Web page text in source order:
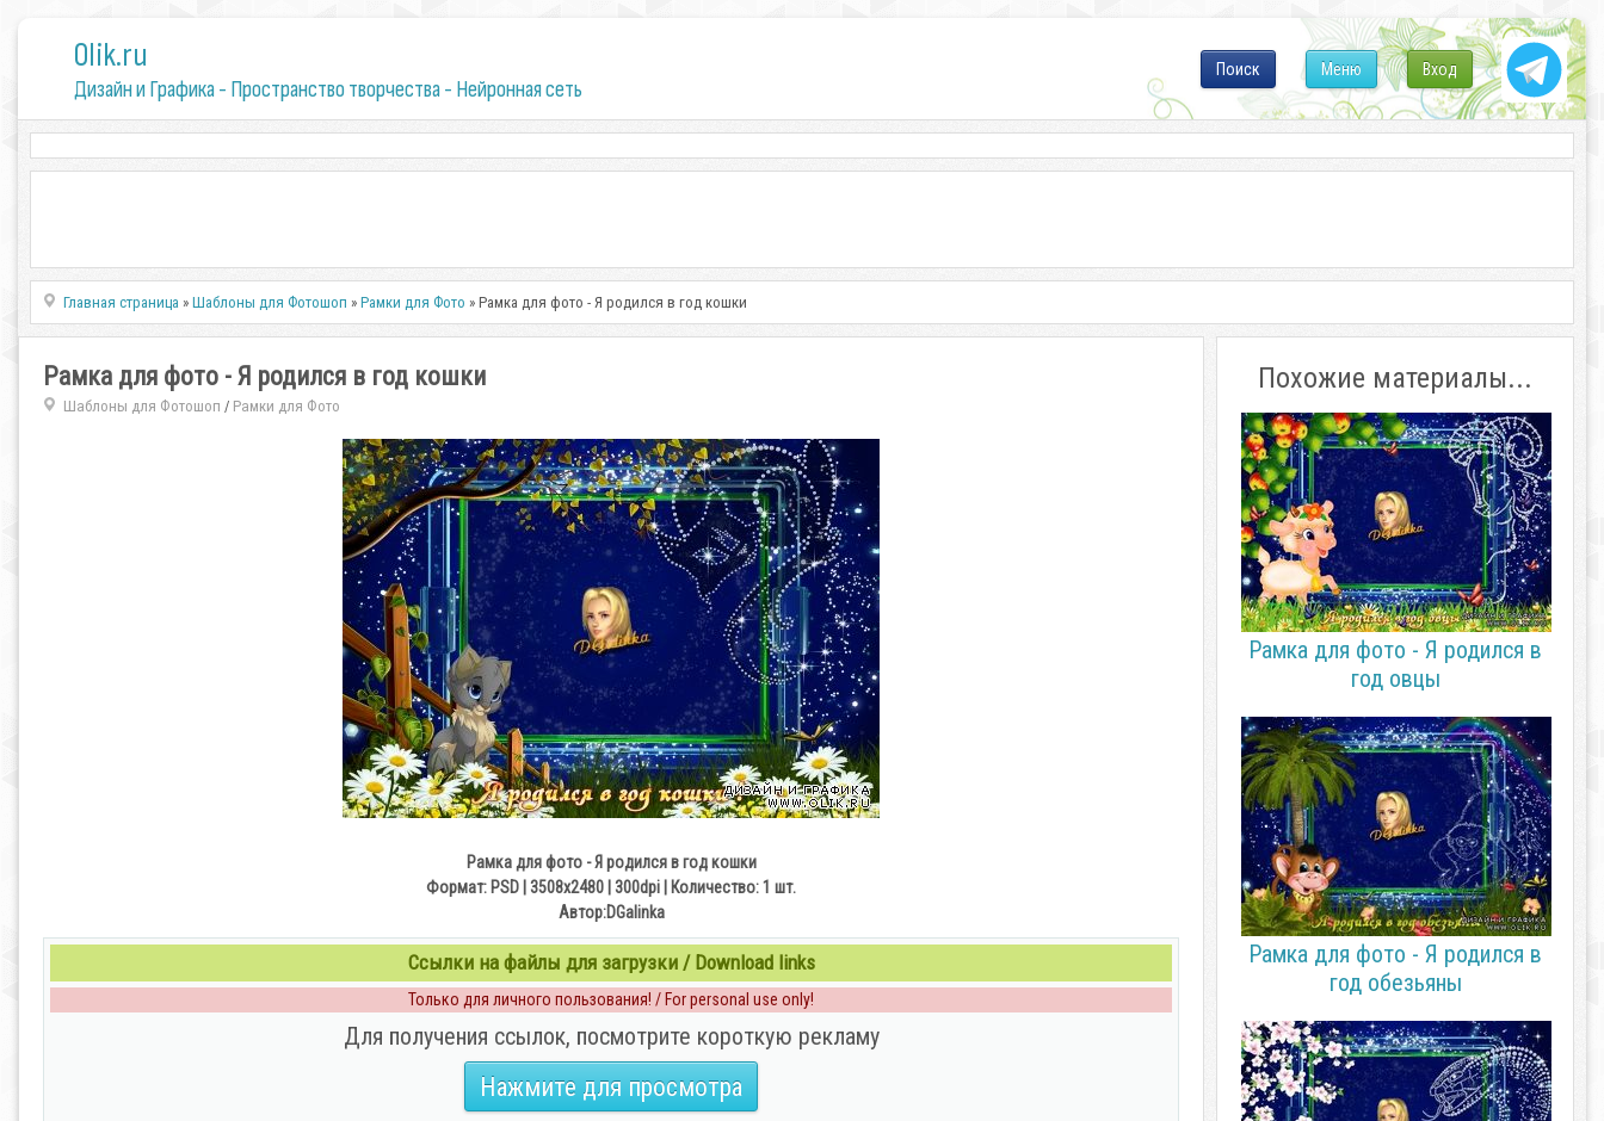
0lik.ru
Дизайн и Графика - Пространство творчества - Нейронная сеть
Вход
Меню
Поиск
Главная страница »Шаблоны для Фотошоп »Рамки для Фото » Рамка для фото - Я родился в год кошки
Рамка для фото - Я родился в год кошки
Шаблоны для Фотошоп / Рамки для Фото
Рамка для фото - Я родился в год кошки
Формат: PSD | 3508х2480 | 300dpi | Количество: 1 шт.
Автор:DGalinka
Ссылки на файлы для загрузки / Download links
Только для личного пользования! / For personal use only!
Для получения ссылок, посмотрите короткую рекламу
Нажмите для просмотра
Похожие материалы...
Рамка для фото - Я родился в
год овцы
Рамка для фото - Я родился в
год обезьяны